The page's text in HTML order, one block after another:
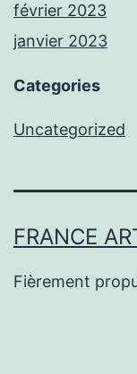
février 2023
janvier 2023
Categories
Uncategorized
FRANCE
Fièrement